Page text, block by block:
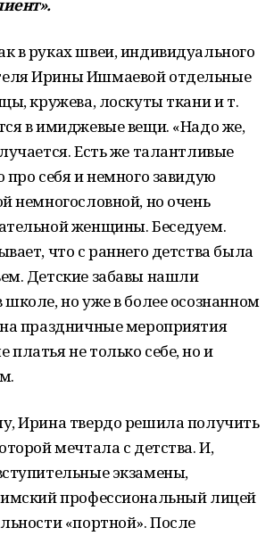
в руках швеи, индивидуального
Ирины Ишмаевой отдельные
кружева, лоскуты ткани и т.
в имиджевые вещи. «Надо же,
Есть же талантливые
себя и немного завидую
немногословной, но очень
женщины. Беседуем.
что с раннего детства была
Детские забавы нашли
но уже в более осознанном
праздничные мероприятия
не только себе, но и
Ирина твердо решила получить
мечтала с детства. И,
экзамены,
профессиональный лицей
«портной». После